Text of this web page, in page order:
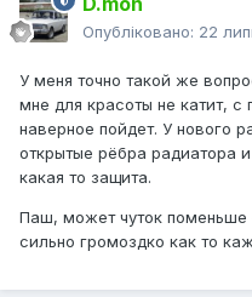
Опубліковано: 22
У меня точно такой же
мне для красоты не катит, с
наверное пойдет. У нового
открытые рёбра радиатора
какая то защита.
Паш, может чуток поменьше
сильно громоздко как то